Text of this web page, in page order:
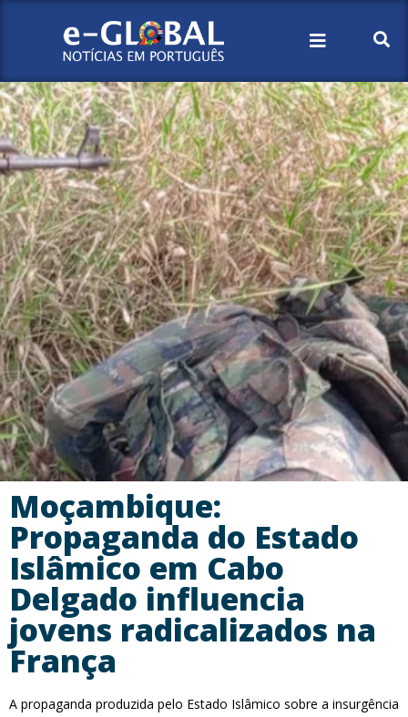
Moçambique:
Propaganda do Estado
Islâmico em Cabo
Delgado influencia
jovens radicalizados na
França
A propaganda produzida pelo Estado Islâmico sobre a insurgência